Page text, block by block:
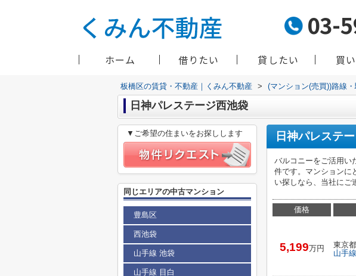
03-
ホーム 借りたい 貸したい 買
板橋区の賃貸・不動産｜くみん不動産 > (マンション(売買))路線
日神パレステージ西池袋
日神パレステ
バルコニーをご活用い
件です。マンションに
い探しなら、当社にご
価格
5,199万円 東京都
山手線
▼ご希望の住まいをお探しします
同じエリアの中古マンション
豊島区
西池袋
山手線 池袋
山手線 目白